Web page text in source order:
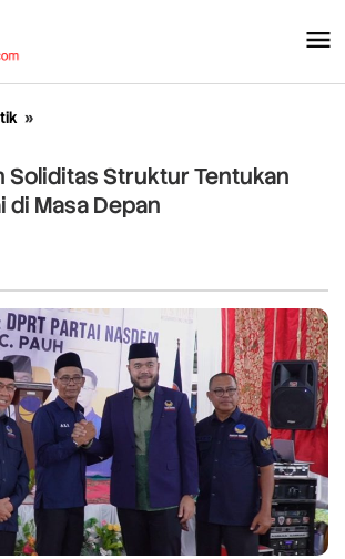
»
Soliditas
Struktur
Tentukan
Masa
Depan
Soliditas Struktur Tentukan
di Masa Depan